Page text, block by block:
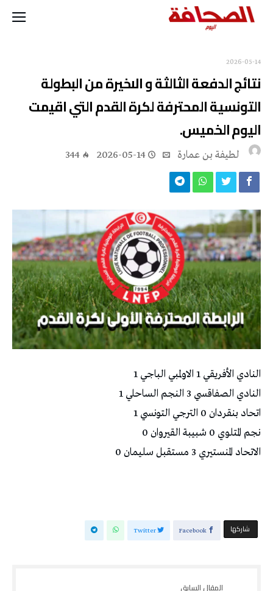
2026-05-14
نتائج الدفعة الثالثة و الاخيرة من البطولة
التونسية المحترفة لكرة القدم التي اقيمت
اليوم الخميس.
لطيفة بن عمارة 2026-05-14
344
النادي الأفريقي 1 الاولمبي الباجي 1
النادي الصفاقسي 3 النجم الساحلي 1
اتحاد بنقردان 0 الترجي التونسي 1
نجم المتلوي 0 شبيبة القيروان 0
الاتحاد المنستيري 3 مستقبل سليمان 0
‫‫ شاركها‬ Facebook
Twitter